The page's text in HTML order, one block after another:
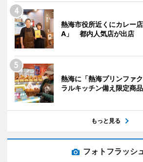
熱海市役所近くにカレー
A」 都内人気店が出店
熱海に「熱海プリンファ
ラルキッチン備え限定商
もっと見る
フォトフラッシ